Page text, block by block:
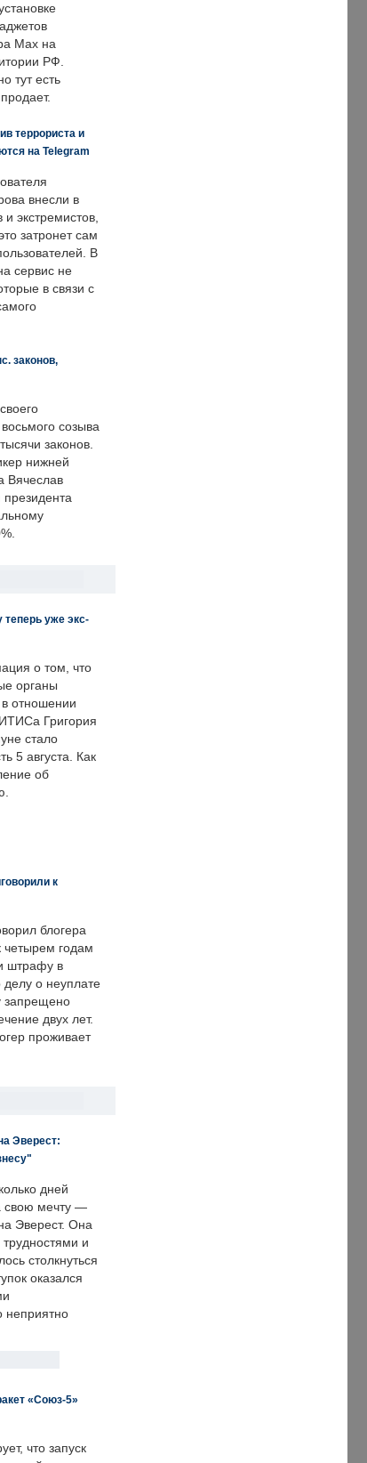
Max на
РФ.
тут есть
террориста и
на Telegram
внесли в
и экстремистов,
затронет сам
В
сервис не
в связи с
законов,
созыва
законов.
нижней
Вячеслав
уже экс-
о том, что
органы
в отношении
Григория
стало
5 августа. Как
об
к
блогера
четырем годам
штрафу в
о неуплате
запрещено
двух лет.
проживает
Эверест:
дней
свою мечту —
Эверест. Она
и
столкнуться
оказался
неприятно
«Союз-5»
что запуск